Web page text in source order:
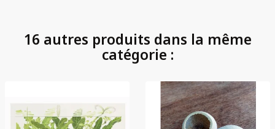
16 autres produits dans la même
catégorie :